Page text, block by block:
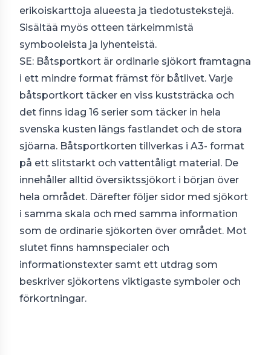
erikoiskarttoja alueesta ja tiedotustekstejä.
Sisältää myös otteen tärkeimmistä
symbooleista ja lyhenteistä.
SE: Båtsportkort är ordinarie sjökort framtagna
i ett mindre format främst för båtlivet. Varje
båtsportkort täcker en viss kuststräcka och
det finns idag 16 serier som täcker in hela
svenska kusten längs fastlandet och de stora
sjöarna. Båtsportkorten tillverkas i A3- format
på ett slitstarkt och vattentåligt material. De
innehåller alltid översiktssjökort i början över
hela området. Därefter följer sidor med sjökort
i samma skala och med samma information
som de ordinarie sjökorten över området. Mot
slutet finns hamnspecialer och
informationstexter samt ett utdrag som
beskriver sjökortens viktigaste symboler och
förkortningar.